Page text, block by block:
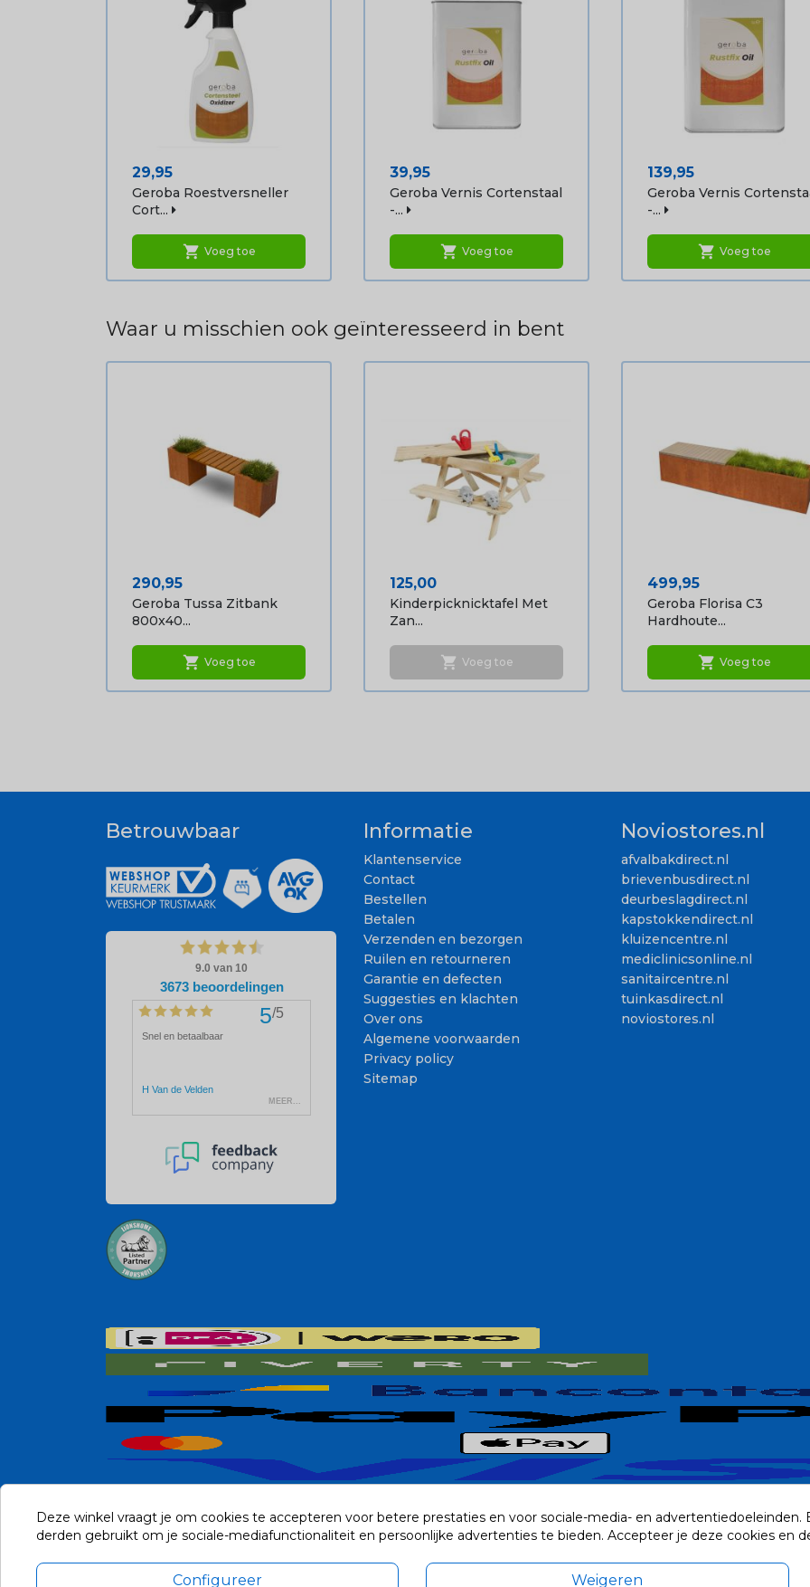
Prijs
29,95
Geroba Roestversneller
Cort...
shopping_cart Voeg toe
Prijs
39,95
Geroba Vernis Cortenstaal
-...
shopping_cart Voeg toe
Prijs
139,95
Geroba Vernis
-...
shopping_cart Voeg toe
Waar u misschien ook geïnteresseerd in bent
Prijs
290,95
Geroba Tussa Zitbank
800x40...
shopping_cart Voeg toe
Prijs
125,00
Kinderpicknicktafel Met
Zan...
shopping_cart Voeg toe
Prijs
499,95
Geroba Florisa C3
Hardhoute...
shopping_cart Voeg toe
Betrouwbaar Informatie
Klantenservice
Contact
Bestellen
Betalen
Verzenden en bezorgen
Ruilen en retourneren
Garantie en defecten
Suggesties en klachten
Over ons
Algemene voorwaarden
Privacy policy
Sitemap
Noviostores.nl
afvalbakdirect.nl
brievenbusdirect.nl
deurbeslagdirect.nl
kapstokkendirect.nl
kluizencentre.nl
mediclinicsonline.nl
sanitaircentre.nl
tuinkasdirect.nl
noviostores.nl
Deze winkel vraagt je om cookies te accepteren voor betere prestaties en voor sociale-media- en
derden gebruikt om je sociale-mediafunctionaliteit en persoonlijke advertenties te bieden. Accepteer je deze cookies en
Configureer Weigeren